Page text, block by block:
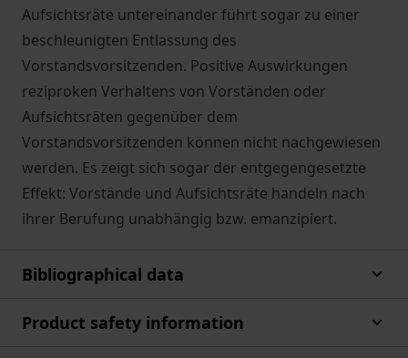
Aufsichtsräte untereinander führt sogar zu einer
beschleunigten Entlassung des
Vorstandsvorsitzenden. Positive Auswirkungen
reziproken Verhaltens von Vorständen oder
Aufsichtsräten gegenüber dem
Vorstandsvorsitzenden können nicht nachgewiesen
werden. Es zeigt sich sogar der entgegengesetzte
Effekt: Vorstände und Aufsichtsräte handeln nach
ihrer Berufung unabhängig bzw. emanzipiert.
Bibliographical data
Product safety information